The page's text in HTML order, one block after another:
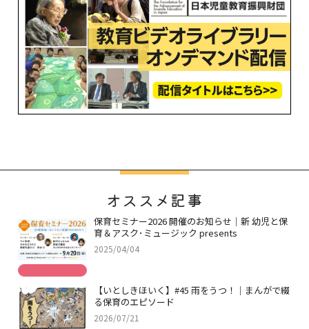
オススメ記事
保育セミナー2026 開催のお知らせ｜新 幼児と保
育＆アスク･ミュージック presents
2025/04/04
【いとしきほいく】#45 雨をうつ！｜まんがで綴
る保育のエピソード
2026/07/21